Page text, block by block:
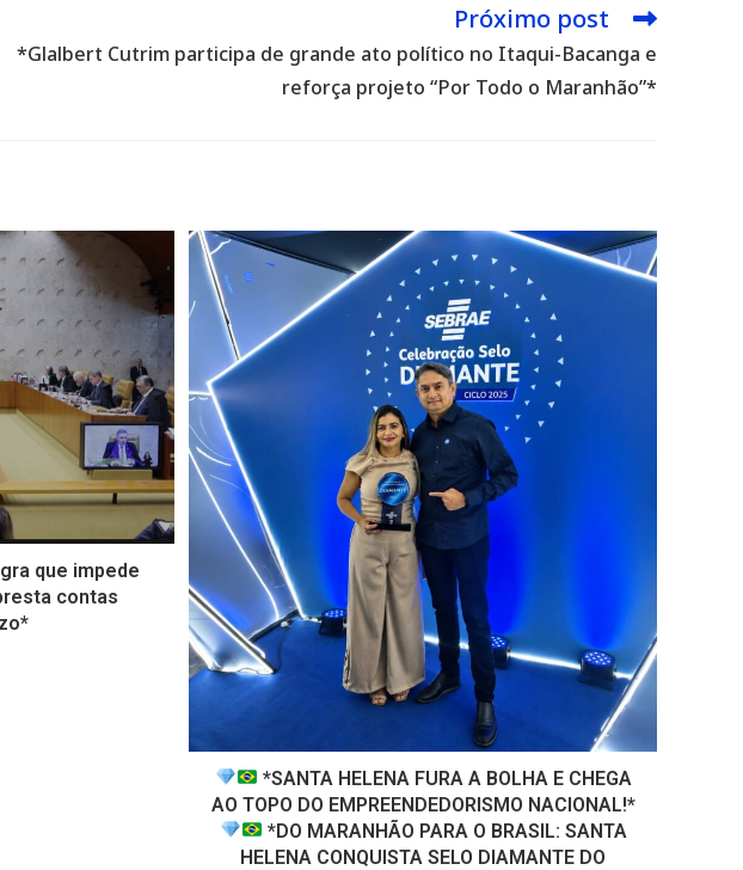
Próximo post
*Glalbert Cutrim participa de grande ato político no Itaqui-Bacanga e
reforça projeto “Por Todo o Maranhão”*
que impede
contas
*SANTA HELENA FURA A BOLHA E CHEGA
AO TOPO DO EMPREENDEDORISMO NACIONAL!*
*DO MARANHÃO PARA O BRASIL: SANTA
HELENA CONQUISTA SELO DIAMANTE DO